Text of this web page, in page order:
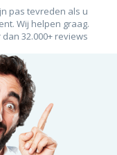
pas tevreden als u
Wij helpen graag.
dan 32.000+ reviews